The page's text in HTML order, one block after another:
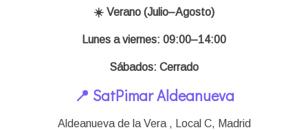
☀️ Verano (Julio–Agosto)
Lunes a viernes: 09:00–14:00
Sábados: Cerrado
📍 SatPimar Aldeanueva
Aldeanueva de la Vera , Local C, Madrid